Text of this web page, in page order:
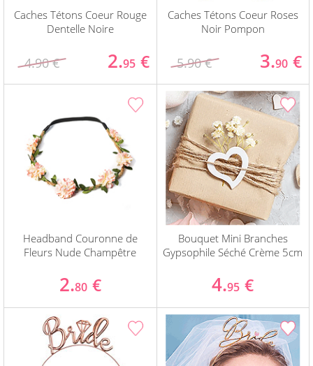
Caches Tétons Coeur Rouge
Dentelle Noire
4.90 € 2.95 €
Caches Tétons Coeur Roses
Noir Pompon
5.90 € 3.90 €
Headband Couronne de
Fleurs Nude Champêtre
2.80 €
Bouquet Mini Branches
Gypsophile Séché Crème 5cm
4.95 €